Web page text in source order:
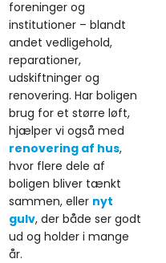
foreninger og
institutioner – blandt
andet vedligehold,
reparationer,
udskiftninger og
renovering. Har boligen
brug for et større løft,
hjælper vi også med
renovering af hus,
hvor flere dele af
boligen bliver tænkt
sammen, eller nyt
gulv, der både ser godt
ud og holder i mange
år.